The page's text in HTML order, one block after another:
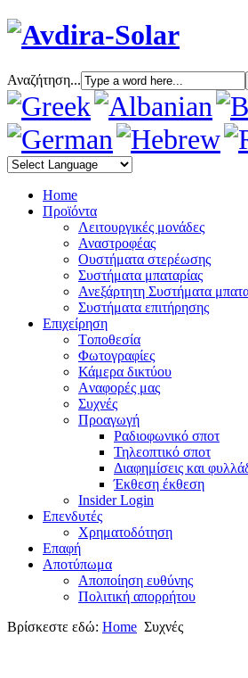
Αναζήτηση...
Home
Προϊόντα
Λειτουργικές μονάδες
Αναστροφέας
Oυστήματα στερέωσης
Συστήματα μπαταρίας
Ανεξάρτητη Συστήματα
Συστήματα επιτήρησης
Επιχείρηση
Tοποθεσία
Φωτογραφίες
Κάμερα δικτύου
Aναφορές μας
Συχνές
Προαγωγή
Ραδιοφωνικό σποτ
Τηλεοπτικό σποτ
Διαφημίσεις και
Έκθεση έκθεση
Insider Login
Επενδυτές
Χρηματοδότηση
Eπαφή
Αποτύπωμα
Αποποίηση ευθύνης
Πολιτική απορρήτου
Βρίσκεστε εδώ: Home Συχνές